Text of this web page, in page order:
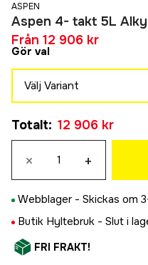
ASPEN
Aspen 4- takt 5L
Från 12 906 kr
Gör val
Välj Variant
12 906 kr
5l - 108st
25 060 kr
Totalt: 12 906 kr
× +
Webblager - Skickas om
Butik Hyltebruk - Slut i
FRI FRAKT!